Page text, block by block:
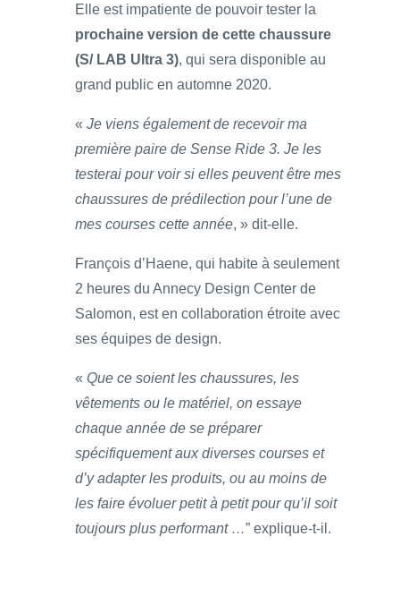
Elle est impatiente de pouvoir tester la
prochaine version de cette chaussure
(S/ LAB Ultra 3), qui sera disponible au
grand public en automne 2020.
« Je viens également de recevoir ma
première paire de Sense Ride 3. Je les
testerai pour voir si elles peuvent être mes
chaussures de prédilection pour l’une de
mes courses cette année, » dit-elle.
François d’Haene, qui habite à seulement
2 heures du Annecy Design Center de
Salomon, est en collaboration étroite avec
ses équipes de design.
« Que ce soient les chaussures, les
vêtements ou le matériel, on essaye
chaque année de se préparer
spécifiquement aux diverses courses et
d’y adapter les produits, ou au moins de
les faire évoluer petit à petit pour qu’il soit
toujours plus performant …” explique-t-il.